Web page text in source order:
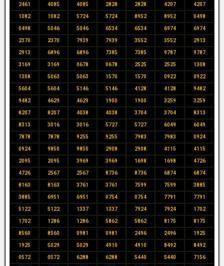
2461 4085 4085 2828 2828 4207 4207
1082 1082 5724 5724 8952 8952 0498
0498 5046 5046 6534 6534 6974 6974
2370 2370 7939 7939 3552 3552 2913
2913 6896 6896 7385 7385 9787 9787
3169 3169 0678 0678 2525 2525 1308
1308 5063 5063 1570 1570 0922 0922
5604 5604 5146 5146 4128 4128 9482
9482 4629 4629 1900 1900 3259 3259
8207 8207 4038 4038 3704 3704 8313
8313 3016 3016 5727 5727 6049 6049
7878 7878 9255 9255 7983 7983 0924
0924 9850 9850 2908 2908 4115 4115
2095 2095 3969 3969 1698 1698 4726
4726 2567 2567 8736 8736 6874 6874
8163 8163 3761 3761 7599 7599 3885
3885 6951 6951 0754 0754 7791 7791
5122 5122 1337 1337 7924 7924 1702
1702 1286 1286 5862 5862 8175 8175
8560 8560 0981 0981 2496 2496 1925
1925 5029 5029 4910 4910 8492 8492
0572 0572 6288 6288 5440 5440 7156